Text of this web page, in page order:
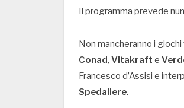
Il programma prevede
Non mancheranno i
Conad, Vitakraft e
Francesco d’Assisi e
Spedaliere.